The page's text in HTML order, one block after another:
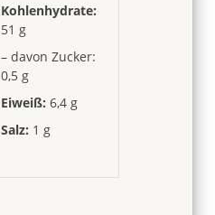
Kohlenhydrate:
51 g
– davon Zucker:
0,5 g
Eiweiß: 6,4 g
Salz: 1 g